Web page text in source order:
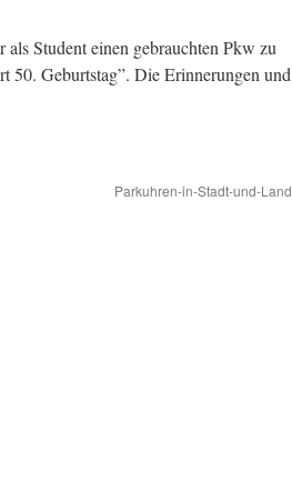
Student einen gebrauchten Pkw zu
50. Geburtstag”. Die Erinnerungen und
Parkuhren-in-Stadt-und-Land